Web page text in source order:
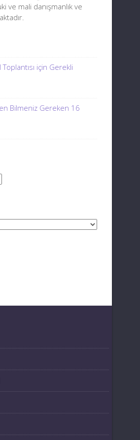
ve mali danışmanlık ve
için Gerekli
Bilmeniz Gereken 16